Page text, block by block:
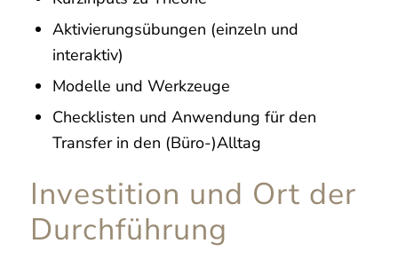
Aktivierungsübungen (einzeln und
interaktiv)
Modelle und Werkzeuge
Checklisten und Anwendung für den
Transfer in den (Büro-)Alltag
Investition und Ort der
Durchführung